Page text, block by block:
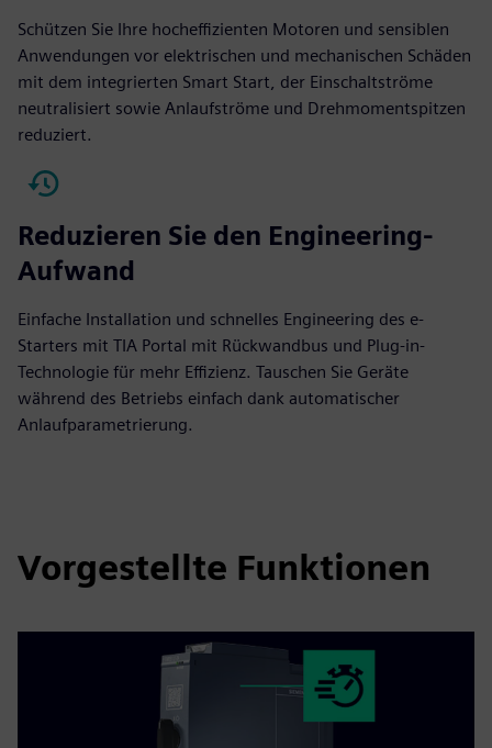
Schützen Sie Ihre hocheffizienten Motoren und sensiblen
Anwendungen vor elektrischen und mechanischen Schäden
mit dem integrierten Smart Start, der Einschaltströme
neutralisiert sowie Anlaufströme und Drehmomentspitzen
reduziert.
Reduzieren Sie den Engineering-
Aufwand
Einfache Installation und schnelles Engineering des e-
Starters mit TIA Portal mit Rückwandbus und Plug-in-
Technologie für mehr Effizienz. Tauschen Sie Geräte
während des Betriebs einfach dank automatischer
Anlaufparametrierung.
Vorgestellte Funktionen